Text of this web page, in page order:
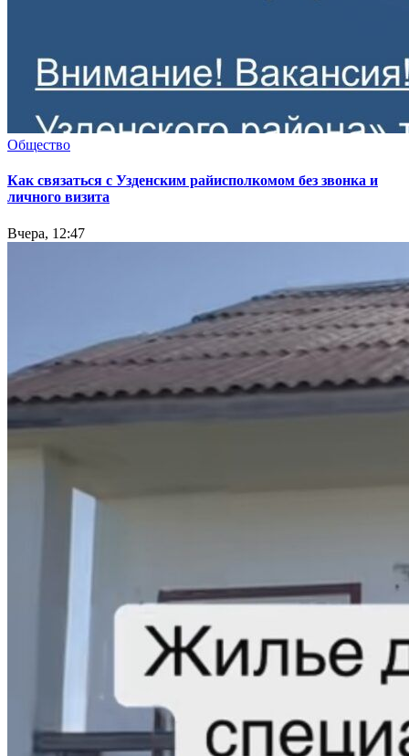
Общество
Как связаться с Узденским райисполкомом без звонка и
личного визита
Вчера, 12:47